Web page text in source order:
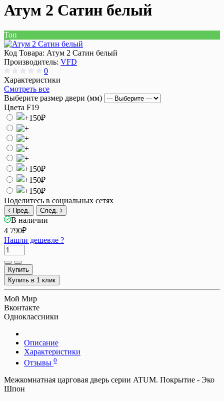
Атум 2 Сатин белый
Топ
Код Товара: Атум 2 Сатин белый
Производитель: VFD
0
Характеристики
Смотреть все
Выберите размер двери (мм)
Цвета F19
Поделитесь в социальных сетях
Пред. След.
В наличии
4 790₽
Нашли дешевле ?
Купить
Купить в 1 клик
Мой Мир
Вконтакте
Одноклассники
Описание
Характеристики
Отзывы 0
Межкомнатная царговая дверь серии ATUM. Покрытие - Эко
Шпон